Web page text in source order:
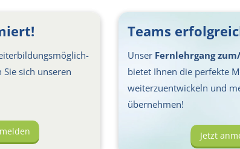
sich unseren
Teams
Unser Fernlehrgang
bietet Ihnen die perfekte
weiterzuentwickeln und
übernehmen!
Jetzt